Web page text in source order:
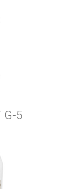
G-5